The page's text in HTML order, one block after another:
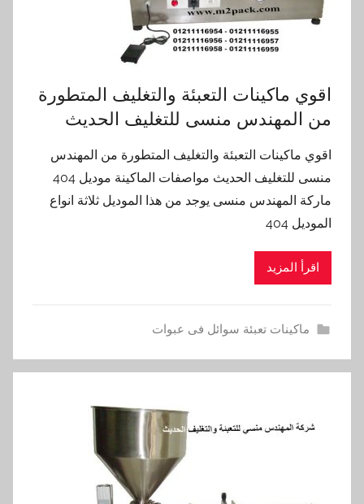
اقوي ماكينات التعبئة والتغليف المتطورة
من المهندس منسى للتغليف الحديث
اقوي ماكينات التعبئة والتغليف المتطورة من المهندس
منسى للتغليف الحديث مواصفات الماكينة موديل 404
ماركة المهندس منسى يوجد من هذا الموديل ثلاثة انواع
الموديل 404
اقرأ المزيد
ماكينات تعبئة سوائل فى عبوات